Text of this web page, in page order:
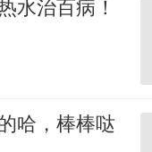
水治百病！
哈，棒棒哒